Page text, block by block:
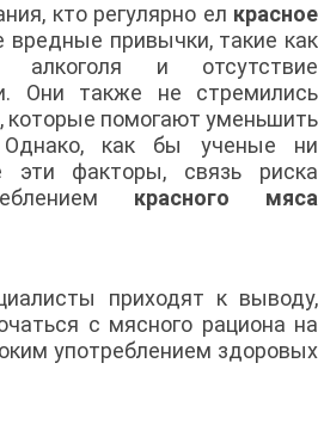
кто регулярно ел красное
вредные привычки, такие как
алкоголя и отсутствие
Они также не стремились
которые помогают уменьшить
Однако, как бы ученые ни
эти факторы, связь риска
красного мяса
приходят к выводу,
с мясного рациона на
употреблением здоровых